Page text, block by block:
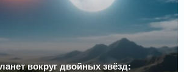
вокруг двойных звёзд: